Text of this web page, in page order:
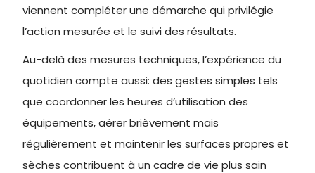
viennent compléter une démarche qui privilégie
l’action mesurée et le suivi des résultats.
Au-delà des mesures techniques, l’expérience du
quotidien compte aussi: des gestes simples tels
que coordonner les heures d’utilisation des
équipements, aérer brièvement mais
régulièrement et maintenir les surfaces propres et
sèches contribuent à un cadre de vie plus sain